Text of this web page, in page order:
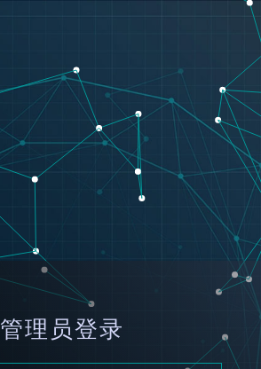
管理员登录